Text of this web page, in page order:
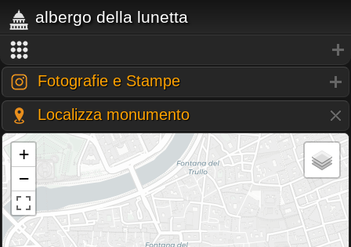
albergo della lunetta
Fotografie e Stampe
Localizza monumento
+
−